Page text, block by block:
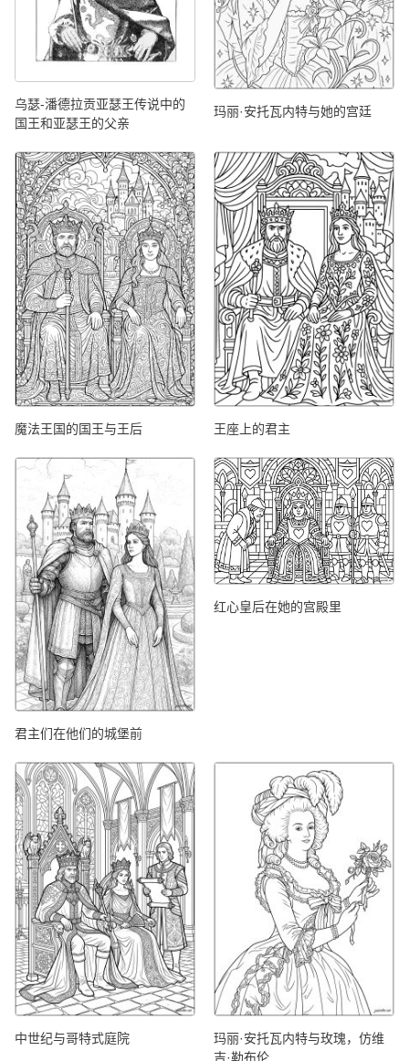
乌瑟-潘德拉贡亚瑟王传说中的
国王和亚瑟王的父亲
玛丽·安托瓦内特与她的宫廷
魔法王国的国王与王后 王座上的君主
君主们在他们的城堡前
红心皇后在她的宫殿里
中世纪与哥特式庭院
玛丽·安托瓦内特与玫瑰，仿维
吉·勒布伦